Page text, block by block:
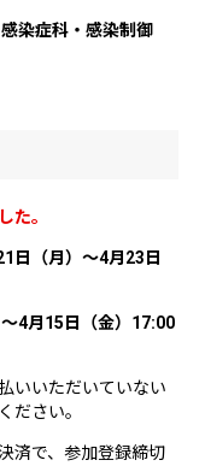
染症科・感染制御
た。
日（月）～4月23日
4月15日（金）17:00
いいただいていない
ださい。
済で、参加登録締切